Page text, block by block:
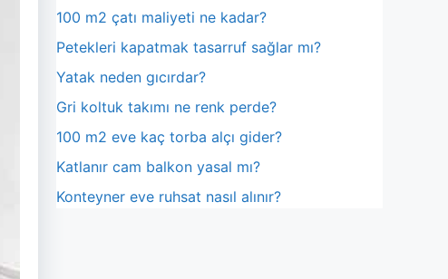
100 m2 çatı maliyeti ne kadar?
Petekleri kapatmak tasarruf sağlar mı?
Yatak neden gıcırdar?
Gri koltuk takımı ne renk perde?
100 m2 eve kaç torba alçı gider?
Katlanır cam balkon yasal mı?
Konteyner eve ruhsat nasıl alınır?